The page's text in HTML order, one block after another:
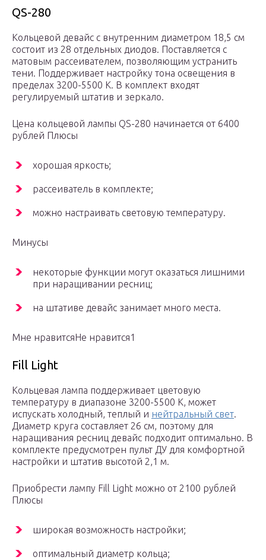
QS-280
Кольцевой девайс с внутренним диаметром 18,5 см
состоит из 28 отдельных диодов. Поставляется с
матовым рассеивателем, позволяющим устранить
тени. Поддерживает настройку тона освещения в
пределах 3200-5500 К. В комплект входят
регулируемый штатив и зеркало.
Цена кольцевой лампы QS-280 начинается от 6400
рублей Плюсы
хорошая яркость;
рассеиватель в комплекте;
можно настраивать световую температуру.
Минусы
некоторые функции могут оказаться лишними
при наращивании ресниц;
на штативе девайс занимает много места.
Мне нравитсяНе нравится1
Fill Light
Кольцевая лампа поддерживает цветовую
температуру в диапазоне 3200-5500 К, может
испускать холодный, теплый и нейтральный свет.
Диаметр круга составляет 26 см, поэтому для
наращивания ресниц девайс подходит оптимально. В
комплекте предусмотрен пульт ДУ для комфортной
настройки и штатив высотой 2,1 м.
Приобрести лампу Fill Light можно от 2100 рублей
Плюсы
широкая возможность настройки;
оптимальный диаметр кольца;